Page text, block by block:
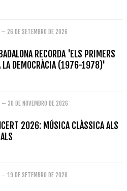
26 DE SETEMBRO DE 2026
RECORDA 'ELS PRIMERS
LA DEMOCRÀCIA (1976-1978)'
30 DE NOVEMBRO DE 2026
2026: MÚSICA CLÀSSICA ALS
19 DE SETEMBRO DE 2026